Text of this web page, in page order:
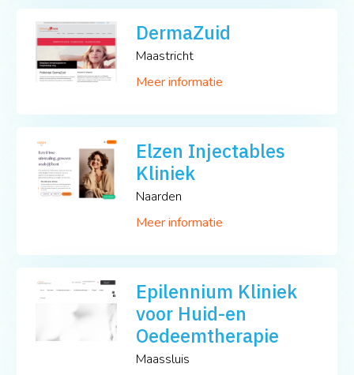
DermaZuid
Maastricht
Meer informatie
Elzen Injectables
Kliniek
Naarden
Meer informatie
Epilennium Kliniek
voor Huid-en
Oedeemtherapie
Maassluis